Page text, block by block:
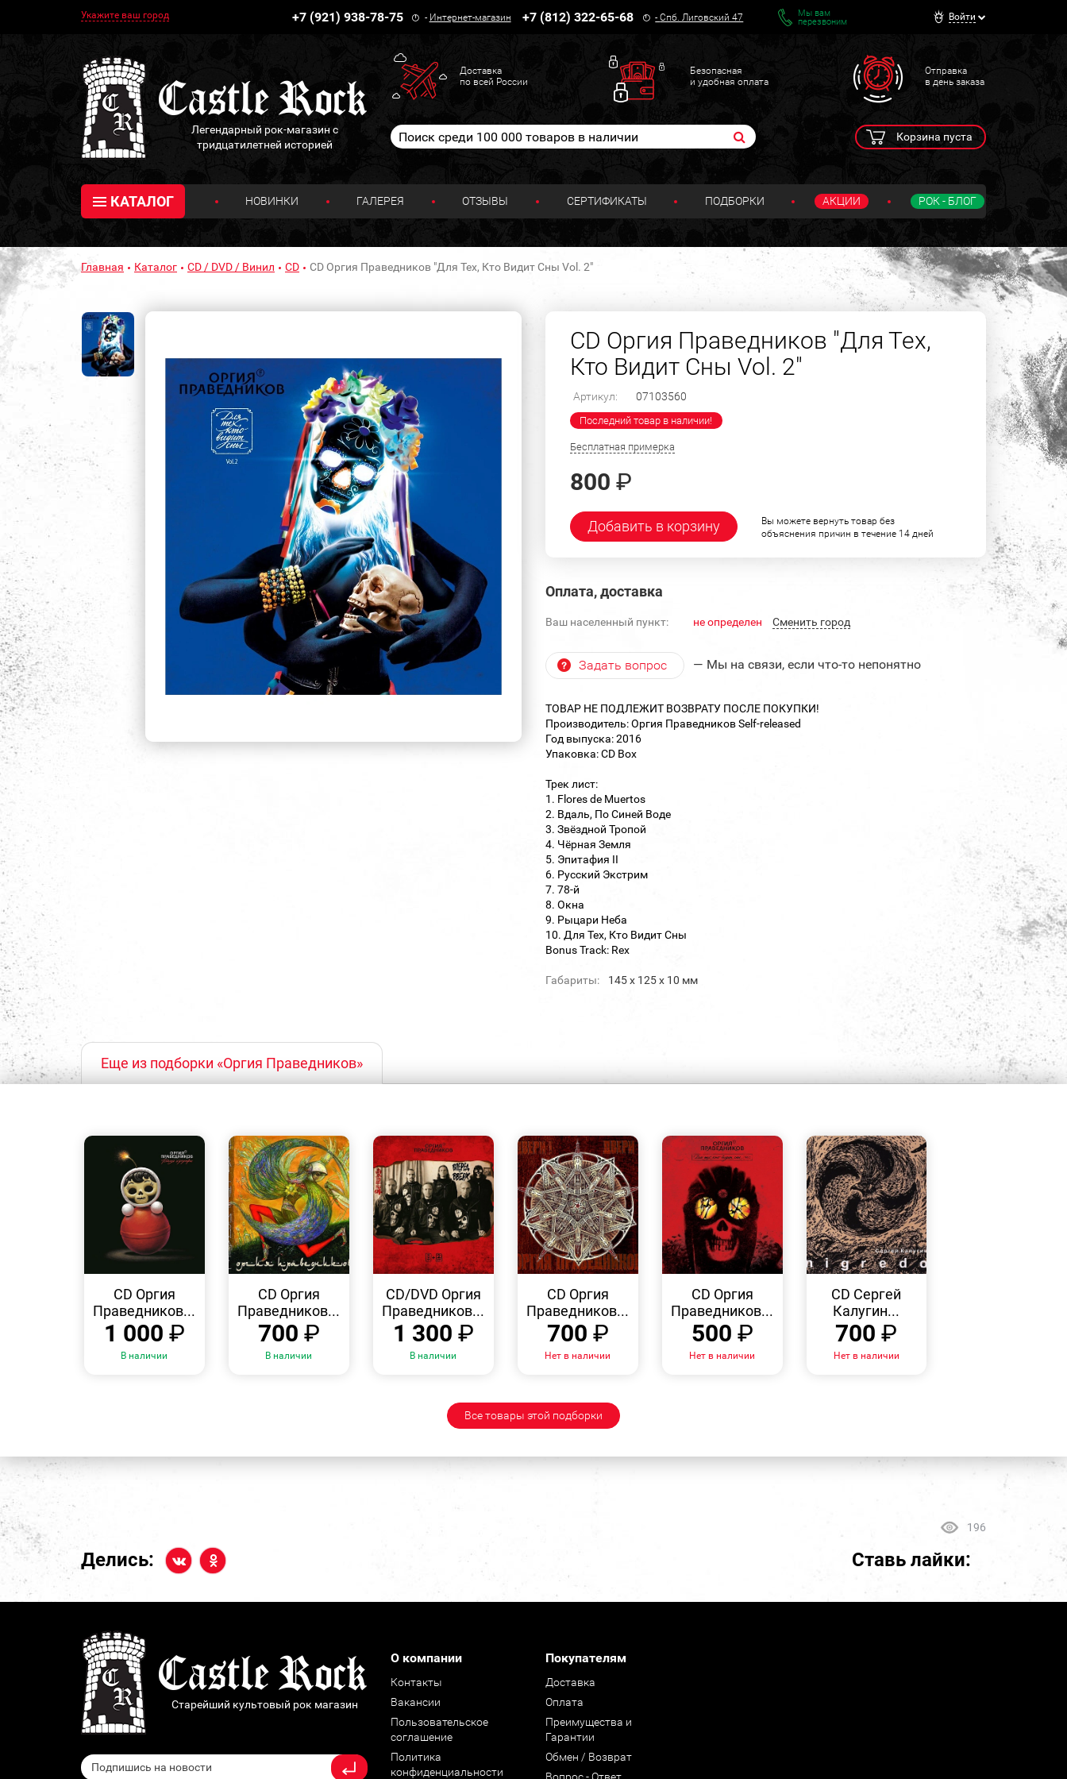
Укажите ваш город +7 (921) 938-78-75 - Интернет-магазин +7 (812) 322-65-68 -Спб. Лиговский 47
Мы вам
перезвоним
Войти
Легендарный рок-магазин с
тридцатилетней историей
Доставка
по всей России
Безопасная
и удобная оплата
Отправка
в день заказа
Корзина пуста
КАТАЛОГ НОВИНКИ ГАЛЕРЕЯ ОТЗЫВЫ СЕРТИФИКАТЫ ПОДБОРКИ АКЦИИ РОК - БЛОГ
Главная Каталог CD / DVD / Винил CD CD Оргия Праведников "Для Тех, Кто Видит Сны Vol. 2"
CD Оргия Праведников "Для Тех,
Кто Видит Сны Vol. 2"
Артикул: 07103560
Последний товар в наличии!
Бесплатная примерка
800 ₽
Добавить в корзину
Вы можете вернуть товар без
объяснения причин в течение 14 дней
Оплата, доставка
Ваш населенный пункт: не определен Cменить город
Задать вопрос — Мы на связи, если что-то непонятно
ТОВАР НЕ ПОДЛЕЖИТ ВОЗВРАТУ ПОСЛЕ ПОКУПКИ!
Производитель: Оргия Праведников Self-released
Год выпуска: 2016
Упаковка: CD Box
Трек лист:
1. Flores de Muertos
2. Вдаль, По Синей Воде
3. Звёздной Тропой
4. Чёрная Земля
5. Эпитафия II
6. Русский Экстрим
7. 78-й
8. Окна
9. Рыцари Неба
10. Для Тех, Кто Видит Сны
Bonus Track: Rex
Габариты: 145 х 125 х 10 мм
Еще из подборки «Оргия Праведников»
ПРОСМОТР
CD Оргия
Праведников...
1 000 ₽
В наличии
ПРОСМОТР
CD Оргия
Праведников...
700 ₽
В наличии
ПРОСМОТР
CD/DVD Оргия
Праведников...
1 300 ₽
В наличии
ПРОСМОТР
CD Оргия
Праведников...
700 ₽
Нет в наличии
ПРОСМОТР
CD Оргия
Праведников...
500 ₽
Нет в наличии
ПРОСМОТР
CD Сергей
Калугин...
700₽
Нет в наличии
Все товары этой подборки
196
Делись: Ставь лайки:
Старейший культовый рок магазин
О компании
Контакты
Вакансии
Пользовательское
соглашение
Политика
конфиденциальности
Покупателям
Доставка
Оплата
Преимущества и
Гарантии
Обмен / Возврат